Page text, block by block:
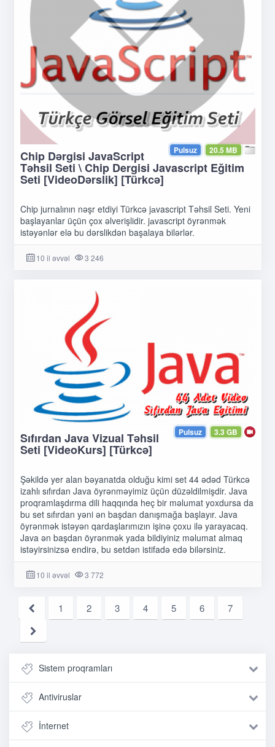
20.5 MB
Pulsuz
Chip Dərgisi JavaScript
Təhsil Seti \ Chip Dergisi Javascript Eğitim
Seti [VideoDərslik] [Türkcə]
Chip jurnalının nəşr etdiyi Türkcə jаvascript Təhsil Seti. Yeni
başlayanlar üçün çox əlverişlidir. jаvascript öyrənmək
istəyənlər elə bu dərslikdən başalaya bilərlər.
10 il əvvəl 3 246
3.3 GB
Pulsuz
Sıfırdan Java Vizual Təhsil
Seti [VideoKurs] [Türkcə]
Şəkildə yer alan bəyanatda olduğu kimi set 44 ədəd Türkcə
izahlı sıfırdan Java öyrənməyimiz üçün düzəldilmişdir. Java
proqramlaşdırma dili haqqında heç bir məlumat yoxdursa da
bu set sıfırdan yəni ən başdan danışmağa başlayır. Java
öyrənmək istəyən qardaşlarımızın işinə çoxu ilə yarayacaq.
Java ən başdan öyrənmək yada bildiyiniz məlumat almaq
istəyirsinizsə endirə, bu setdən istifadə edə bilərsiniz.
10 il əvvəl 3 772
1 2 3 4 5 6 7
Sistem proqramları
Antiviruslar
İnternet